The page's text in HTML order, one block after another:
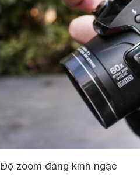
Độ zoom đáng kinh ngạc